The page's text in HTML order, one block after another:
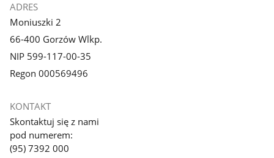
ADRES
Moniuszki 2
66-400 Gorzów Wlkp.
NIP 599-117-00-35
Regon 000569496
KONTAKT
Skontaktuj się z nami
pod numerem:
(95) 7392 000